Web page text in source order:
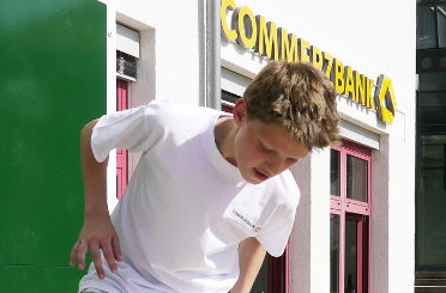
nach Italien und liebt die italienische Kultur und
Spielen (5 Tore), war Mitglied des deutschen
Vizeweltmeister. Seine Verbundenheit zum VfB
als Marketing-Direktor nicht überraschend
in Deutschland. Seinen 50. Geburtstag im Jahr
Endspiels von 1982 zwischen Italien und
Daimler-Stadion ausgetragen wurde und der neben
Förster, Karl-Heinz Rummenigge, Claudio Gentile
beiwohnten. Im Juli 2011 wurde Hansi Müller dann
gewählt. Hansi Müller ist Vater dreier Kinder.